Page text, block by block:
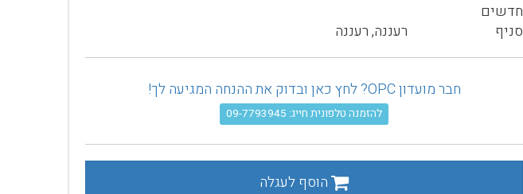
חדשים
סניף רעננה, רעננה
חבר מועדון OPC? לחץ כאן ובדוק את ההנחה המגיעה לך!
להזמנה טלפונית חייג: 09-7793945
הוסף לעגלה